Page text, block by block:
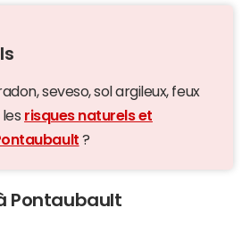
seveso, sol argileux, feux
risques naturels et
?
Pontaubault